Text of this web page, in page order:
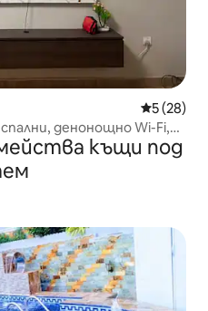
Средна
5 (28)
денонощно Wi-Fi,
топла вода къщи под